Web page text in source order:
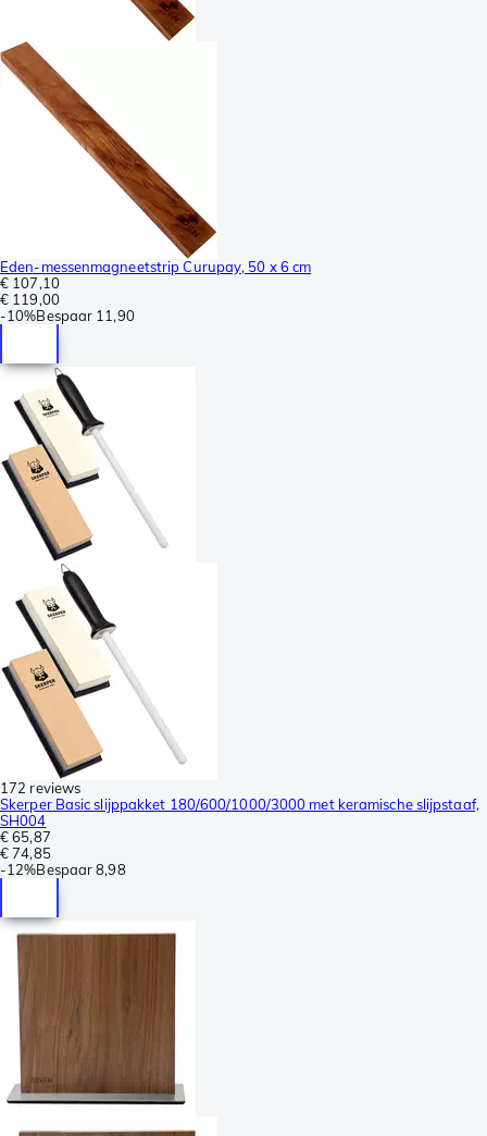
Eden-messenmagneetstrip Curupay, 50 x 6 cm
€ 107,10
€ 119,00
-10%Bespaar 11,90
172 reviews
Skerper Basic slijppakket 180/600/1000/3000 met keramische slijpstaaf,
SH004
€ 65,87
€ 74,85
-12%Bespaar 8,98